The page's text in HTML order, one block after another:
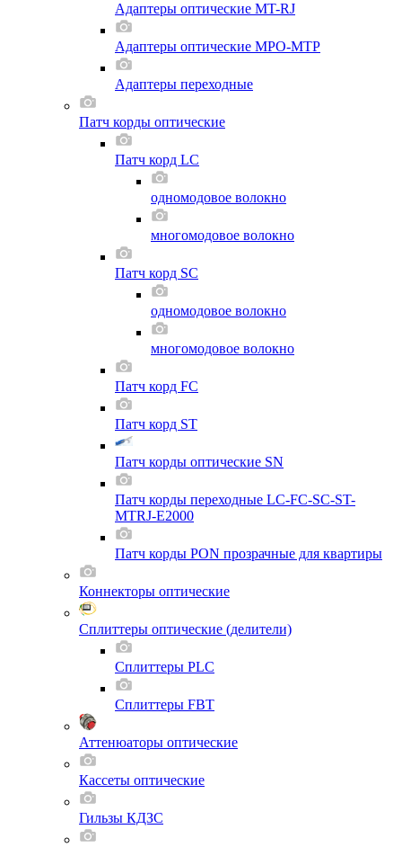
Адаптеры оптические MT-RJ
Адаптеры оптические MPO-MTP
Адаптеры переходные
Патч корды оптические
Патч корд LC
одномодовое волокно
многомодовое волокно
Патч корд SC
одномодовое волокно
многомодовое волокно
Патч корд FC
Патч корд ST
Патч корды оптические SN
Патч корды переходные LC-FC-SC-ST-
MTRJ-E2000
Патч корды PON прозрачные для квартиры
Коннекторы оптические
Сплиттеры оптические (делители)
Сплиттеры PLC
Сплиттеры FBT
Аттенюаторы оптические
Кассеты оптические
Гильзы КДЗС